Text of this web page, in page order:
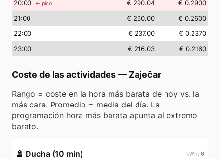
20:00 ← pico € 290.04
€ 0.2900
21:00 € 260.00
€ 0.2600
22:00 € 237.00
€ 0.2370
23:00 € 216.03 € 0.2160
Coste de las actividades— Zaječar
Rango = coste en la hora más barata de hoy vs. la
más cara. Promedio = media del día. La
programación hora más barata apunta al extremo
barato.
🚿 Ducha (10 min) 6